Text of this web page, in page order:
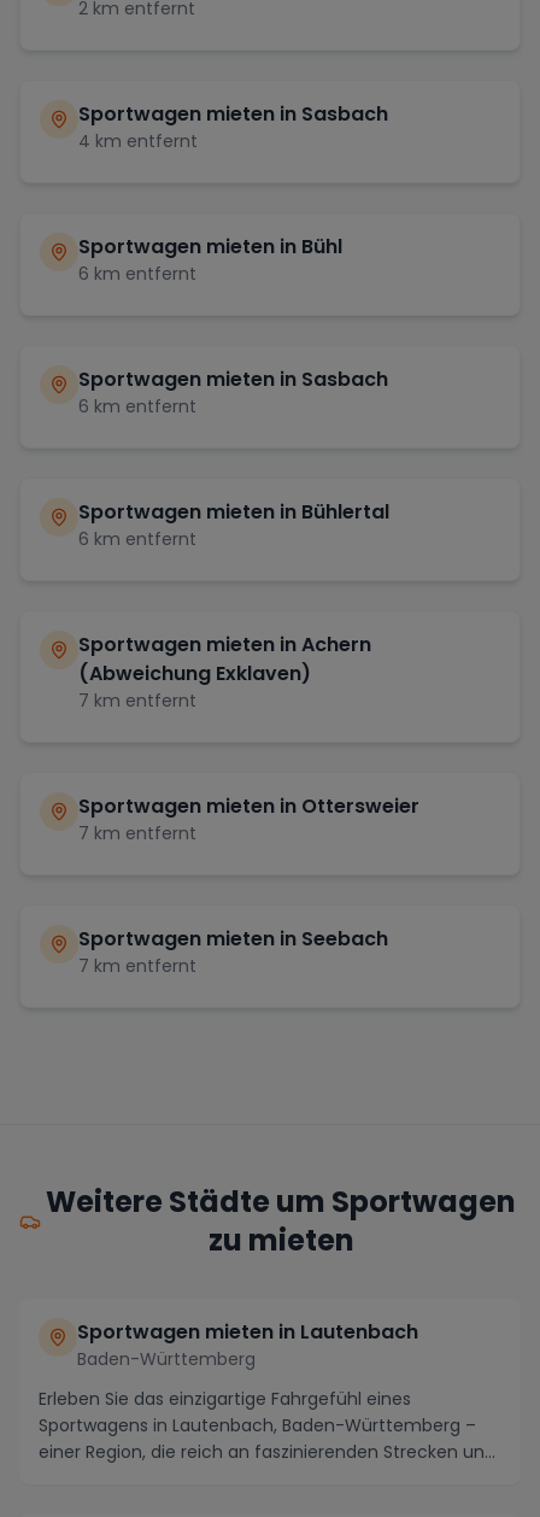
2 km entfernt
Sportwagen mieten in Sasbach
4 km entfernt
Sportwagen mieten in Bühl
6 km entfernt
Sportwagen mieten in Sasbach
6 km entfernt
Sportwagen mieten in Bühlertal
6 km entfernt
Sportwagen mieten inAchern
(Abweichung Exklaven)
7 km entfernt
Sportwagen mieten in Ottersweier
7 km entfernt
Sportwagen mieten in Seebach
7 km entfernt
Weitere Städte um Sportwagen
zu mieten
Sportwagen mieten in Lautenbach
Baden-Württemberg
Erleben Sie das einzigartige Fahrgefühl eines
Sportwagens in Lautenbach, Baden-Württemberg –
einer Region, die reich an faszinierenden Strecken und